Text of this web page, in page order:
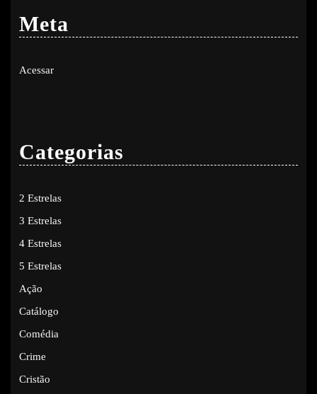
Meta
Acessar
Categorias
2 Estrelas
3 Estrelas
4 Estrelas
5 Estrelas
Ação
Catálogo
Comédia
Crime
Cristão